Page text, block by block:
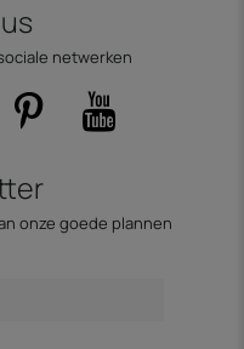
netwerken
onze goede plannen